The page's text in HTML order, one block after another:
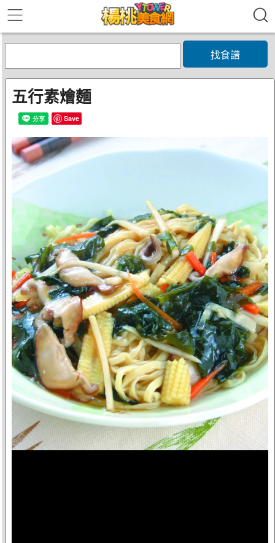
找食譜
五行素燴麵
Save